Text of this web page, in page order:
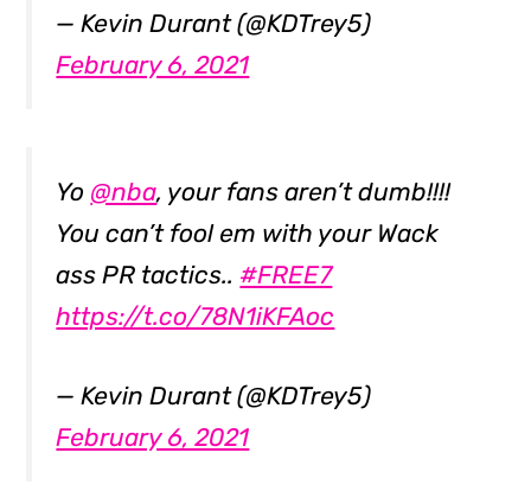
— Kevin Durant (@KDTrey5)
February 6, 2021
Yo @nba, your fans aren’t dumb!!!!
You can’t fool em with your Wack
ass PR tactics.. #FREE7
https://t.co/78N1iKFAoc
— Kevin Durant (@KDTrey5)
February 6, 2021